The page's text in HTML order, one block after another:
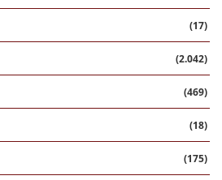
(17)
(2.042)
(469)
(18)
(175)